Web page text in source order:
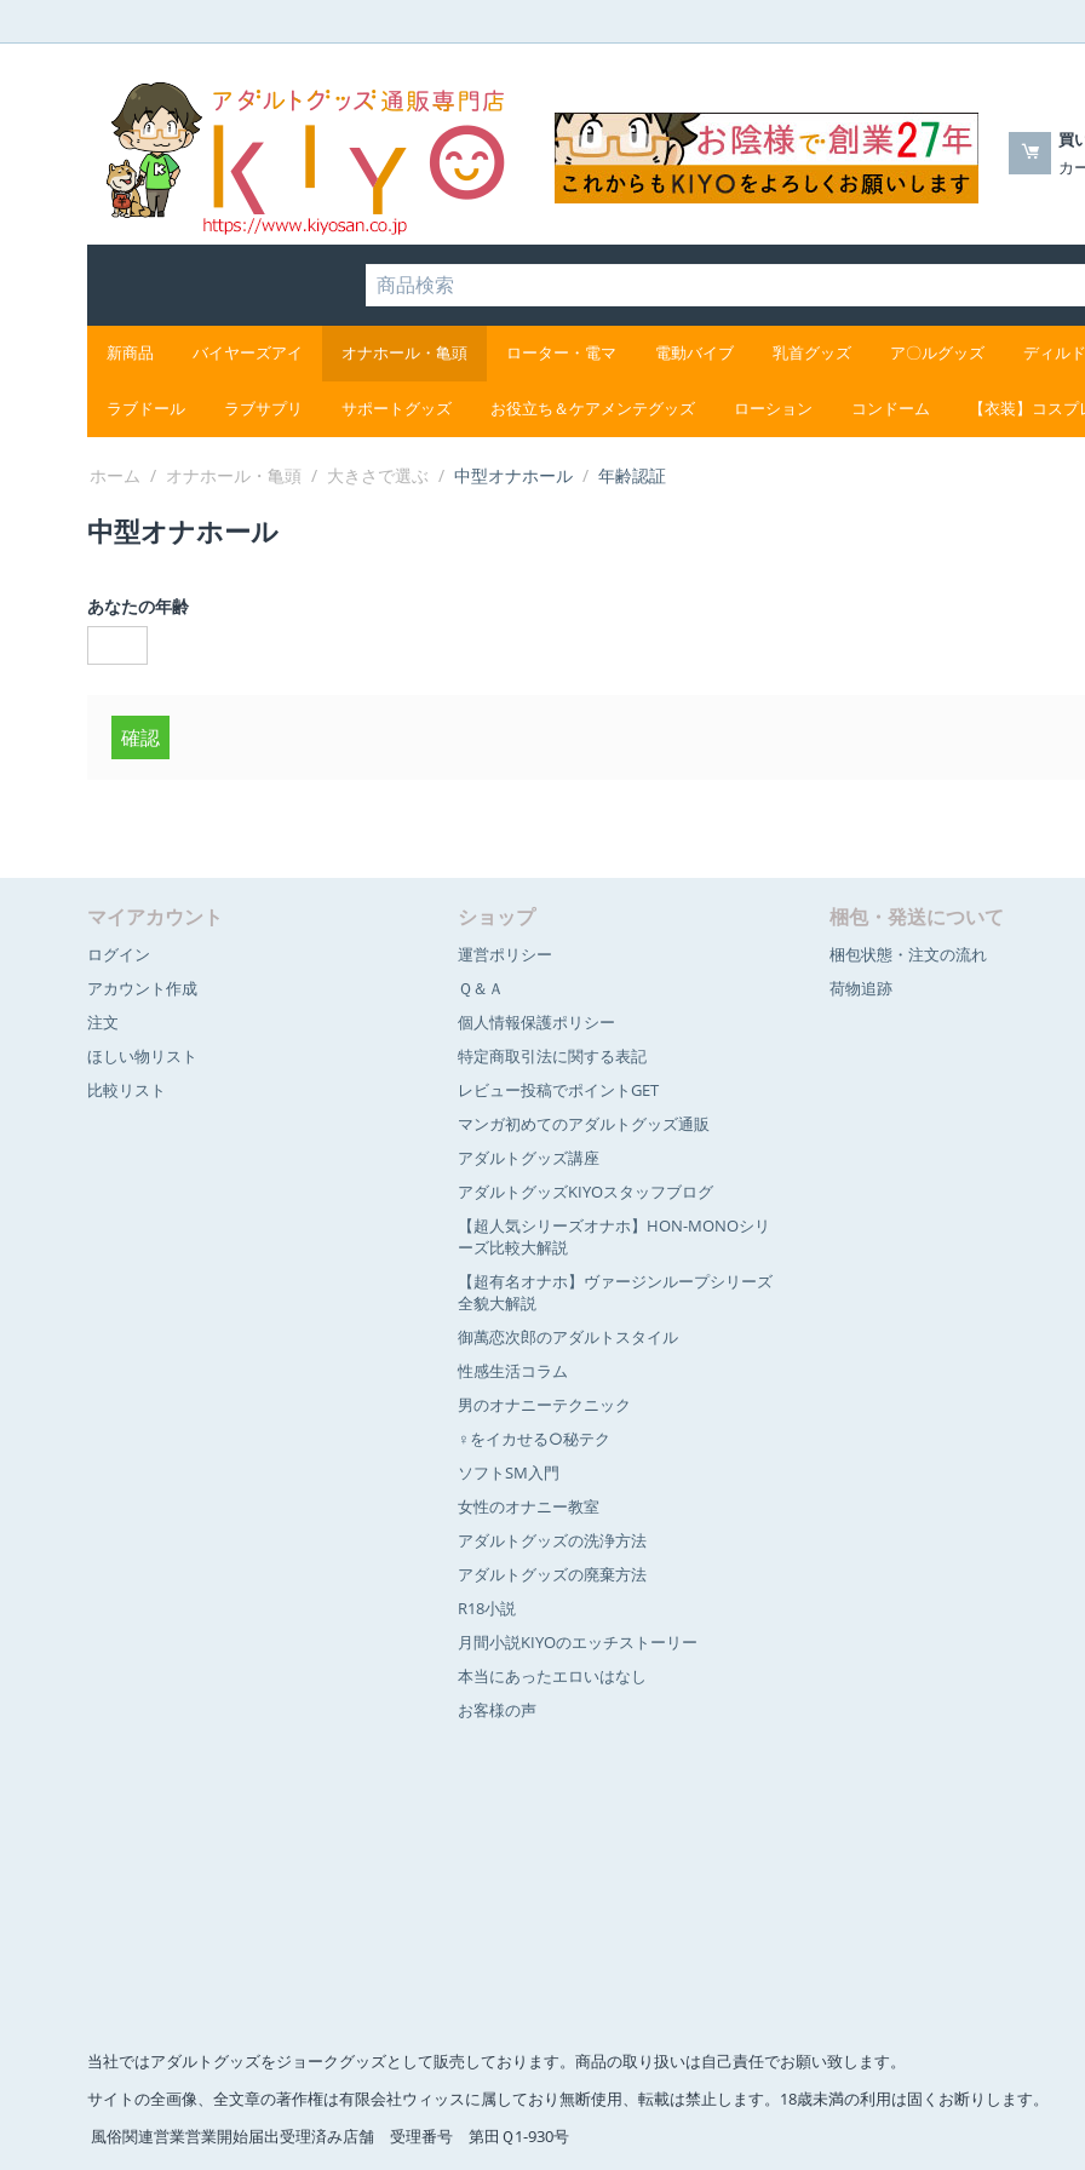
買
カ
新商品 バイヤーズアイ オナホール・亀頭 ローター・電マ 電動バイブ 乳首グッズ ア〇ルグッズ ディル
ラブドール ラブサプリ サポートグッズ お役立ち＆ケアメンテグッズ ローション コンドーム 【衣装】コス
ホーム / オナホール・亀頭 / 大きさで選ぶ / 中型オナホール / 年齢認証
中型オナホール
あなたの年齢
確認
マイアカウント
ログイン
アカウント作成
注文
ほしい物リスト
比較リスト
ショップ
運営ポリシー
Ｑ＆Ａ
個人情報保護ポリシー
特定商取引法に関する表記
レビュー投稿でポイントGET
マンガ初めてのアダルトグッズ通販
アダルトグッズ講座
アダルトグッズKIYOスタッフブログ
【超人気シリーズオナホ】HON-MONOシリ
ーズ比較大解説
【超有名オナホ】ヴァージンループシリーズ
全貌大解説
御萬恋次郎のアダルトスタイル
性感生活コラム
男のオナニーテクニック
♀をイカせる○秘テク
ソフトSM入門
女性のオナニー教室
アダルトグッズの洗浄方法
アダルトグッズの廃棄方法
R18小説
月間小説KIYOのエッチストーリー
本当にあったエロいはなし
お客様の声
梱包・発送について
梱包状態・注文の流れ
荷物追跡
当社ではアダルトグッズをジョークグッズとして販売しております。商品の取り扱いは自己責任でお願い致します。
サイトの全画像、全文章の著作権は有限会社ウィッスに属しており無断使用、転載は禁止します。18歳未満の利用は固くお断りします。
風俗関連営業営業開始届出受理済み店舗 受理番号 第田Ｑ1-930号